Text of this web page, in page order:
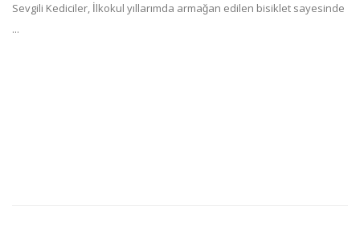
Sevgili Kediciler, İlkokul yıllarımda armağan edilen bisiklet sayesinde
...